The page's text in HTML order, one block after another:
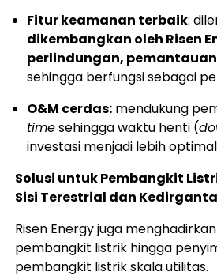
Fitur keamanan terbaik:
dikembangkan oleh Risen
perlindungan,
sehingga berfungsi sebagai
O&M cerdas: mendukung
timesehingga waktu henti (
investasi menjadi lebih
Solusi untuk Pembangkit
Sisi Terestrial dan
Risen Energy juga
pembangkit listrik hingga
pembangkit listrik skala utilitas.